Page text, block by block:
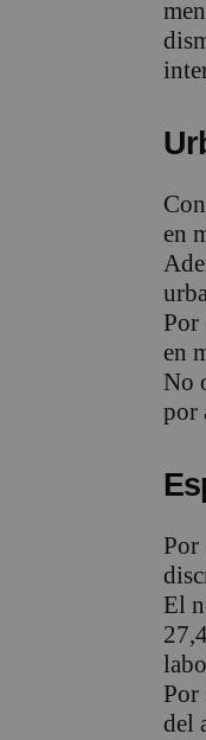
en
Por
en
No
por
Por
El
Por
del